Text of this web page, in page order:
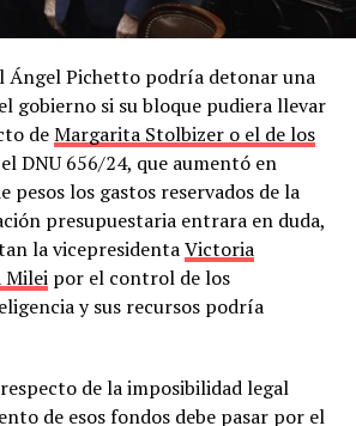
Ángel Pichetto podría detonar una
gobierno si su bloque pudiera llevar
deMargarita Stolbizer o el de los
DNU 656/24, que aumentó en
pesos los gastos reservados de la
presupuestaria entrara en duda,
la vicepresidentaVictoria
Mileipor el control de los
y sus recursos podría
de la imposibilidad legal
de esos fondos debe pasar por el